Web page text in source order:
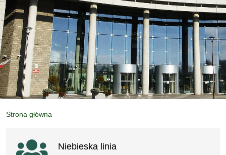
Strona główna
Ważne linki
Niebieska linia